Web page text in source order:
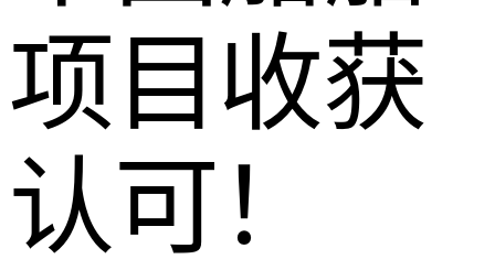
项目收获
认可！